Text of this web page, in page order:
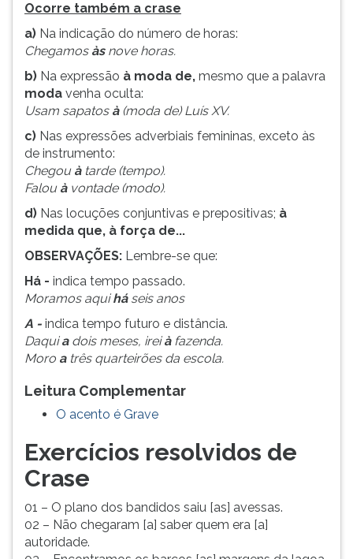
Ocorre também a crase
a) Na indicação do número de horas:
Chegamos àsnove horas.
b) Na expressão à moda de, mesmo que a palavra
moda venha oculta:
Usam sapatos à(moda de) Luís XV.
c) Nas expressões adverbiais femininas, exceto às
de instrumento:
Chegou àtarde (tempo).
Falou àvontade (modo).
d) Nas locuções conjuntivas e prepositivas; à
medida que, à força de...
OBSERVAÇÕES: Lembre-se que:
Há - indica tempo passado.
Moramos aquihá seis anos
A - indica tempo futuro e distância.
Daquia dois meses, ireià fazenda.
Moro a três quarteirões da escola.
Leitura Complementar
O acento é Grave
Exercícios resolvidos de
Crase
01 – O plano dos bandidos saiu [as] avessas.
02 – Não chegaram [a] saber quem era [a]
autoridade.